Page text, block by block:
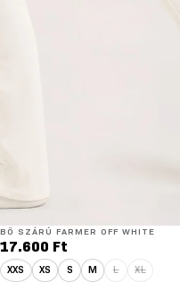
BŐ SZÁRÚ FARMER OFF WHITE
17.600 Ft
XXS XS S M L XL